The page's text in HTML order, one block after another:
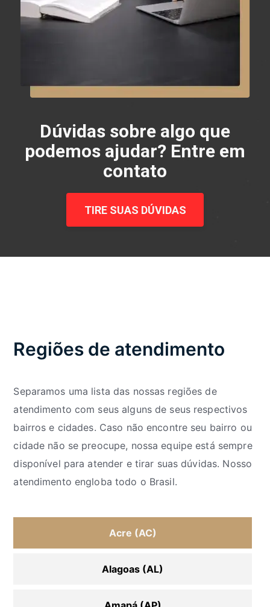
Dúvidas sobre algo que
podemos ajudar? Entre em
contato
TIRE SUAS DÚVIDAS
Regiões de atendimento
Separamos uma lista das nossas regiões de
atendimento com seus alguns de seus respectivos
bairros e cidades. Caso não encontre seu bairro ou
cidade não se preocupe, nossa equipe está sempre
disponível para atender e tirar suas dúvidas. Nosso
atendimento engloba todo o Brasil.
Acre (AC)
Alagoas (AL)